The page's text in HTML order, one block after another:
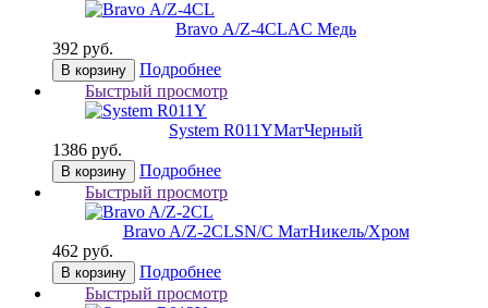
Bravo А/Z-4CLAC Медь
392 руб.
В корзину
Подробнее
Быстрый просмотр
System R011YМатЧерный
1386 руб.
В корзину
Подробнее
Быстрый просмотр
Bravo A/Z-2CLSN/C МатНикель/Хром
462 руб.
В корзину
Подробнее
Быстрый просмотр